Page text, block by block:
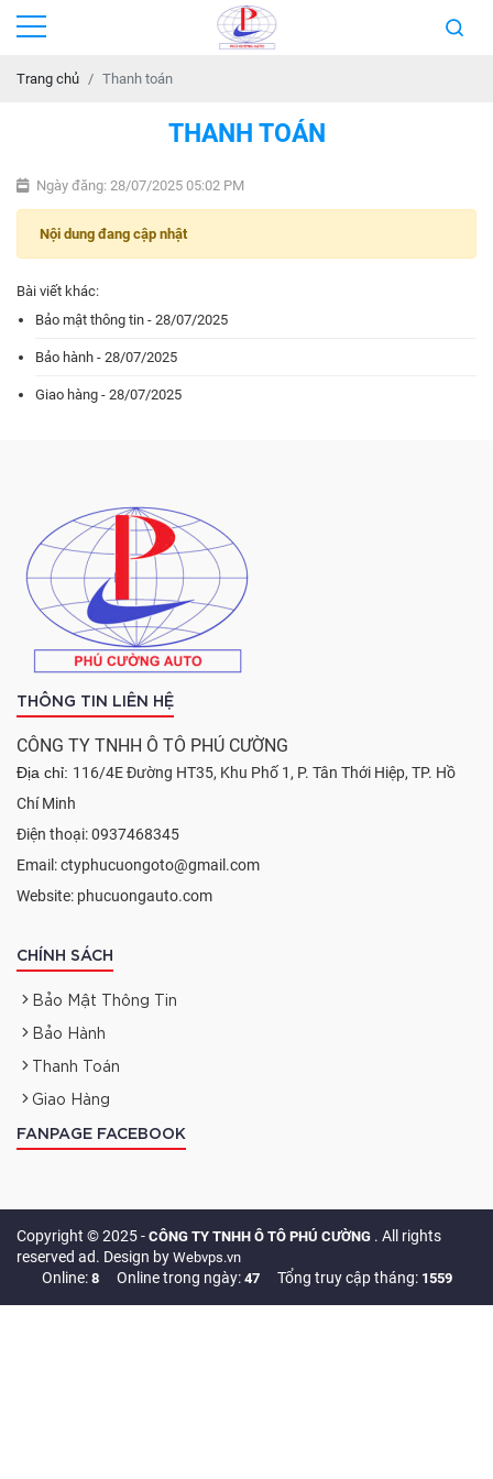
Trang chủ Thanh toán
THANH TOÁN
Ngày đăng: 28/07/2025 05:02 PM
Nội dung đang cập nhật
Bài viết khác:
Bảo mật thông tin - 28/07/2025
Bảo hành - 28/07/2025
Giao hàng - 28/07/2025
THÔNG TIN LIÊN HỆ
CÔNG TY TNHH Ô TÔ PHÚ CƯỜNG
Địa chỉ: 116/4E Đường HT35, Khu Phố 1, P. Tân Thới Hiệp, TP. Hồ
Chí Minh
Điện thoại: 0937468345
Email: ctyphucuongoto@gmail.com
Website: phucuongauto.com
CHÍNH SÁCH
Bảo Mật Thông Tin
Bảo Hành
Thanh Toán
Giao Hàng
FANPAGE FACEBOOK
Copyright © 2025 - CÔNG TY TNHH Ô TÔ PHÚ CƯỜNG . All rights
reserved ad. Design by Webvps.vn
Online: 8 Online trong ngày: 47 Tổng truy cập tháng: 1559